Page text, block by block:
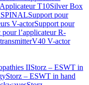
T10Silver Box
Support pour
V-actorSupport pour
pour l’applicateur R-
V40 V-actor
IIStorz – ESWT in
Storz – ESWT in hand